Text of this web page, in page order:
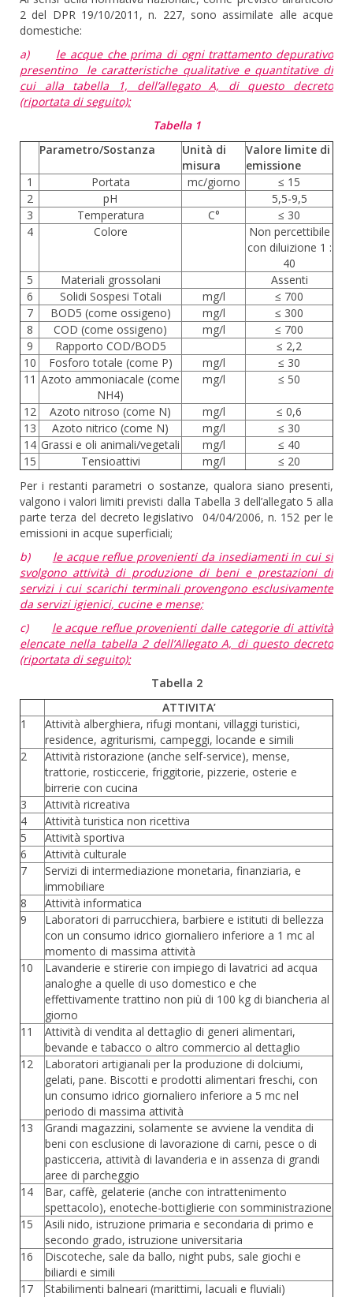
2 del DPR 19/10/2011, n. 227, sono assimilate alle acque
domestiche:
a) le acque che prima di ogni trattamento depurativo
presentino le caratteristiche qualitative e quantitative di
cui alla tabella 1, dell’allegato A, di questo decreto
(riportata di seguito):
Tabella 1
Parametro/Sostanza
Unità di
misura
Valore limite di
emissione
1
Portata mc/giorno
≤ 15
2
pH
5,5-9,5
3
Temperatura C°
≤ 30
4
Colore
Non percettibile
con diluizione 1 :
40
5
Materiali grossolani
Assenti
6
Solidi Sospesi Totali mg/l
≤ 700
7
BOD5 (come ossigeno) mg/l
≤ 300
8
COD (come ossigeno) mg/l
≤ 700
9
Rapporto COD/BOD5
≤ 2,2
10
Fosforo totale (come P) mg/l
≤ 30
11 Azoto ammoniacale (come
NH4)
mg/l ≤ 50
12 Azoto nitroso (come N) mg/l
≤ 0,6
13
Azoto nitrico (come N) mg/l
≤ 30
14 Grassi e oli animali/vegetali mg/l
≤ 40
15
Tensioattivi mg/l
≤ 20
Per i restanti parametri o sostanze, qualora siano presenti,
valgono i valori limiti previsti dalla Tabella 3 dell’allegato 5 alla
parte terza del decreto legislativo 04/04/2006, n. 152 per le
emissioni in acque superficiali;
b) le acque reflue provenienti da insediamenti in cui si
svolgono attività di produzione di beni e prestazioni di
servizi i cui scarichi terminali provengono esclusivamente
da servizi igienici, cucine e mense;
c) le acque reflue provenienti dalle categorie di attività
elencate nella tabella 2 dell’Allegato A, di questo decreto
(riportata di seguito):
Tabella 2
ATTIVITA’
1
Attività alberghiera, rifugi montani, villaggi turistici,
residence, agriturismi, campeggi, locande e simili
2
Attività ristorazione (anche self-service), mense,
trattorie, rosticcerie, friggitorie, pizzerie, osterie e
birrerie con cucina
3
Attività ricreativa
4
Attività turistica non ricettiva
5
Attività sportiva
6
Attività culturale
7
Servizi di intermediazione monetaria, finanziaria, e
immobiliare
8
Attività informatica
9
Laboratori di parrucchiera, barbiere e istituti di bellezza
con un consumo idrico giornaliero inferiore a 1 mc al
momento di massima attività
10
Lavanderie e stirerie con impiego di lavatrici ad acqua
analoghe a quelle di uso domestico e che
effettivamente trattino non più di 100 kg di biancheria al
giorno
11
Attività di vendita al dettaglio di generi alimentari,
bevande e tabacco o altro commercio al dettaglio
12
Laboratori artigianali per la produzione di dolciumi,
gelati, pane. Biscotti e prodotti alimentari freschi, con
un consumo idrico giornaliero inferiore a 5 mc nel
periodo di massima attività
13
Grandi magazzini, solamente se avviene la vendita di
beni con esclusione di lavorazione di carni, pesce o di
pasticceria, attività di lavanderia e in assenza di grandi
aree di parcheggio
14
Bar, caffè, gelaterie (anche con intrattenimento
spettacolo), enoteche-bottiglierie con somministrazione
15
Asili nido, istruzione primaria e secondaria di primo e
secondo grado, istruzione universitaria
16
Discoteche, sale da ballo, night pubs, sale giochi e
biliardi e simili
17
Stabilimenti balneari (marittimi, lacuali e fluviali)